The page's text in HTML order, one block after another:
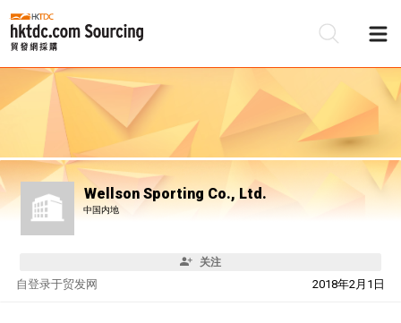
Wellson Sporting Co., Ltd.
中国内地
关注
自 2018年2月1日
登录于贸发网